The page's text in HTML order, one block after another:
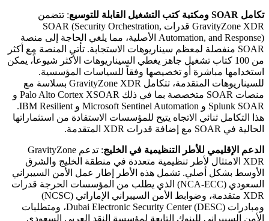
تكامل SOAR ومكتبة كتب التشغيل القابلة للتوسيع
: تتضمن
GravityZone XDR قدرات SOAR (Security Orchestration,
Automation, and Response) الأصلية، مما يلغي الحاجة إلى منصة
SOAR منفصلة لمعظم سيناريوهات الاستجابة. تأتي المنصة مع أكثر
من 100 كتاب تشغيل جاهز يغطي السيناريوهات الأكثر شيوعاً، يمكن
استخدامها مباشرة أو تخصيصها وفقاً للسياسات المؤسسية.
للسيناريوهات المتقدمة، تتكامل GravityZone XDR بسلاسة مع
منصات SOAR متخصصة بما في ذلك Palo Alto Cortex XSOAR و
Splunk SOAR و Microsoft Sentinel Automation و IBM Resilient.
هذا التكامل ثنائي الاتجاه يتيح للمؤسسات الاستفادة من استثماراتها
الحالية في SOAR مع إضافة قدرات XDR المتقدمة.
الدعم الإقليمي للأطر التنظيمية في الخليج
: تدعم GravityZone
XDR الامتثال لأطر تنظيمية متعددة في منطقة الخليج والشرق
الأوسط بشكل أصلي. تشمل هذه الأطر إطار عمل الأمن السيبراني
السعودي (NCA-ECC) الذي يطلب من المؤسسات الحرجة قدرات
XDR متقدمة، وضوابط الأمن السيبراني الإماراتي (NCSC)
ومبادرات Dubai Electronic Security Center (DESC)، ومتطلبات
الأمن السيبراني للبنوك التابعة لمؤسسة النقد العربي السعودي